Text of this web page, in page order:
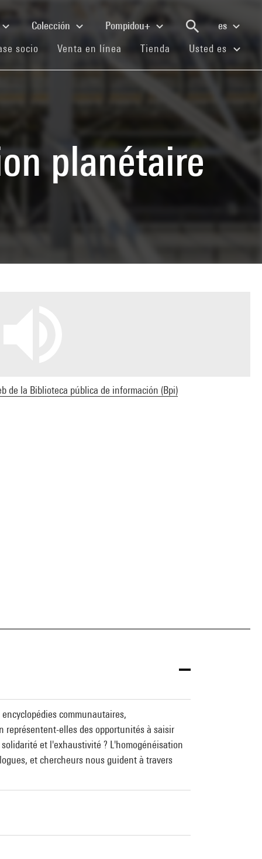
Colección Pompidou+
es
socio (current)
Venta en línea (current)
Tienda (current)
Usted es
planétaire
de la Biblioteca pública de información (Bpi)
communautaires,
elles des opportunités à saisir
et l'exhaustivité ? L'homogénéisation
et chercheurs nous guident à travers